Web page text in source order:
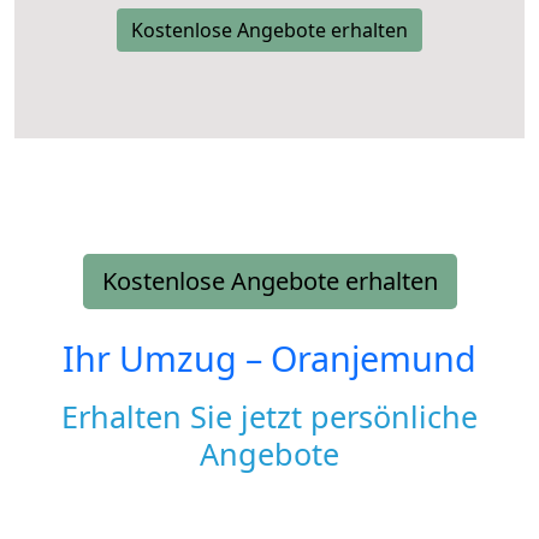
Kostenlose Angebote erhalten
Kostenlose Angebote erhalten
Ihr Umzug – Oranjemund
Erhalten Sie jetzt persönliche
Angebote